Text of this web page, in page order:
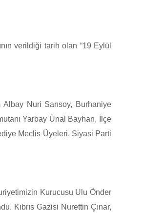
verildiği tarih olan “19 Eylül
Nuri Sarısoy, Burhaniye
Yarbay Ünal Bayhan, İlçe
Meclis Üyeleri, Siyasi Parti
Kurucusu Ulu Önder
Kıbrıs Gazisi Nurettin Çınar,